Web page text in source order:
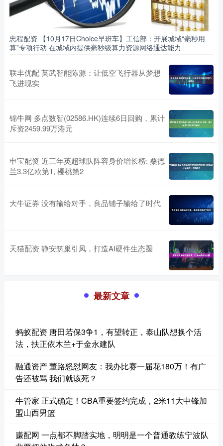
忠程配资 【10月17日Choice早班车】工信部：开展城域“毫秒用
算”专项行动 在城域内提供毫秒级算力资源网络通达能力
联丰优配 英武智能陈源：让低空飞行器从梦想
飞进现实
锦牛网 多点数智(02586.HK)连续6日回购，累计
斥资2459.99万港元
申宝配资 近三年英超球队阵容身价增长榜: 桑德
兰3.3亿欧第1, 樱桃第2
大牛证券 没有输给对手，良品铺子输给了时代
天猫配资 静安筑巢引凤，打造AI硬件生态圈
最新文章
蚂蚁配资 唐田若保3争1，有望转正，泰山队想换个活
法，扶正依木兰+于金永建队
融通资产 董路怒怼网友：我办比赛一届花180万！有广
告还被骂 我们就该死？
牛管家 正式确定！CBA重要签约完成，2米11大中锋加
盟山西男篮
赚配网 一点都不脚踏实地，明明是一个普通教练宁波队